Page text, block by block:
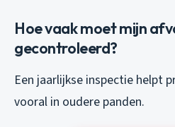
Hoe vaak moet mijn
gecontroleerd?
Een jaarlijkse inspectie helpt
vooral in oudere panden.